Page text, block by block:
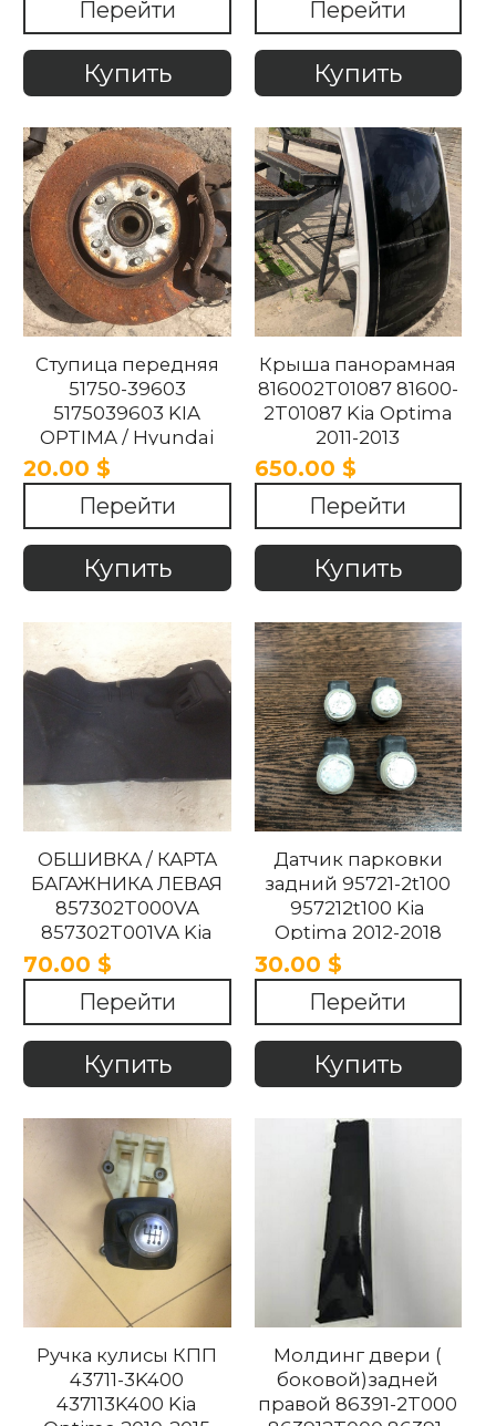
Перейти
Купить
Перейти
Купить
Ступица передняя
51750-39603
5175039603 KIA
OPTIMA / Hyundai
ix35 2012-2018
20.00 $
Перейти
Купить
Крыша панорамная
816002T01087 81600-
2T01087 Kia Optima
2011-2013
650.00 $
Перейти
Купить
ОБШИВКА / КАРТА
БАГАЖНИКА ЛЕВАЯ
857302T000VA
857302T001VA Kia
Optima 2011-2013
70.00 $
Перейти
Купить
Датчик парковки
задний 95721-2t100
957212t100 Kia
Optima 2012-2018
30.00 $
Перейти
Купить
Ручка кулисы КПП
43711-3K400
437113K400 Kia
Молдинг двери (
боковой)задней
правой 86391-2T000